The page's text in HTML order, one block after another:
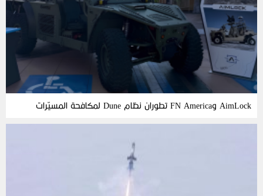
AimLock وFN America تطوران نظام Dune لمكافحة المسيّرات